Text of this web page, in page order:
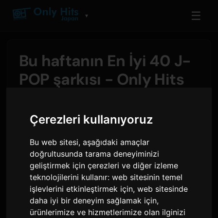
Çerezleri kullanıyoruz
Bu web sitesi, aşağıdaki amaçlar
doğrultusunda tarama deneyiminizi
geliştirmek için çerezleri ve diğer izleme
teknolojilerini kullanır:web sitesinin temel
işlevlerini etkinleştirmek için,web sitesinde
daha iyi bir deneyim sağlamak için,
ürünlerimize ve hizmetlerimize olan ilginizi
▼ ☰
Bu haftanın En İyi 40 J-
POP şarkısı - Only Hits
Samtarafından 5 Ağustos 2026
CORTISzirvedeki yerini koruyor,REDRED
haftanın listesinde #1 numarada kalarak
zirvedeki 12. haftasını tamamlıyor. En yüksek
çıkış, yeni single'ıKISS N TELLile doğrudan #2
numaradan giriş yapan aespa'dan geldi.